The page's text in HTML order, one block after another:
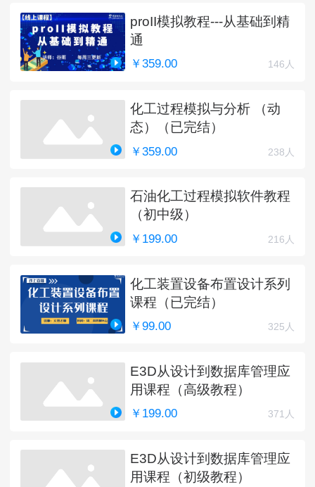
proII模拟教程---从基础到精
通
￥359.00 146人
化工过程模拟与分析 （动
态）（已完结）
￥359.00 238人
石油化工过程模拟软件教程
（初中级）
￥199.00 216人
化工装置设备布置设计系列
课程（已完结）
￥99.00 325人
E3D从设计到数据库管理应
用课程（高级教程）
￥199.00 371人
E3D从设计到数据库管理应
用课程（初级教程）